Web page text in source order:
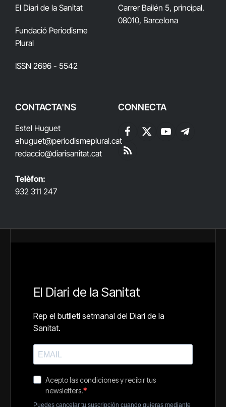
El Diari de la Sanitat
Fundació Periodisme
Plural
ISSN 2696 - 5542
Carrer Bailén 5, principal.
08010, Barcelona
CONTACTA'NS
Estel Huguet
ehuguet@periodismeplural.cat
redaccio@diarisanitat.cat
Telèfon:
932 311 247
CONNECTA
Facebook
X
YouTubeTelegram
RSS